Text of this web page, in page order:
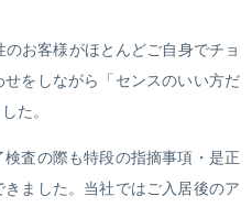
お客様がほとんどご自身でチョ
をしながら「センスのいい方だ
た。
査の際も特段の指摘事項・是正
ました。当社ではご入居後のア